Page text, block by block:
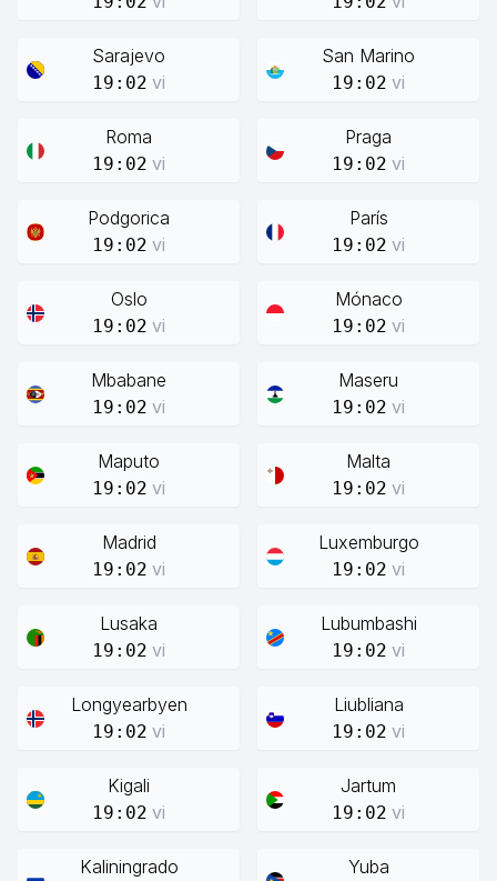
Sarajevo
19:02 vi
San Marino
19:02 vi
Roma
19:02 vi
Praga
19:02 vi
Podgorica
19:02 vi
París
19:02 vi
Oslo
19:02 vi
Mónaco
19:02 vi
Mbabane
19:02 vi
Maseru
19:02 vi
Maputo
19:02 vi
Malta
19:02 vi
Madrid
19:02 vi
Luxemburgo
19:02 vi
Lusaka
19:02 vi
Lubumbashi
19:02 vi
Longyearbyen
19:02 vi
Liubliana
19:02 vi
Kigali
19:02 vi
Jartum
19:02 vi
Kaliningrado Yuba